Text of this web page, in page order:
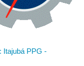
Itajubá PPG -